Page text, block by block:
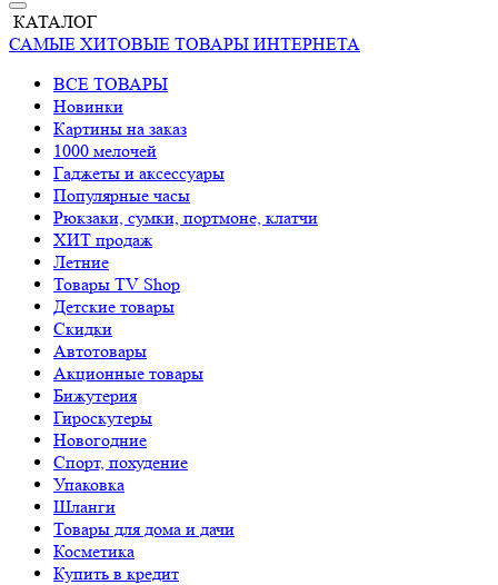
КАТАЛОГ
САМЫЕ ХИТОВЫЕ ТОВАРЫ ИНТЕРНЕТА
ВСЕ ТОВАРЫ
Новинки
Картины на заказ
1000 мелочей
Гаджеты и аксессуары
Популярные часы
Рюкзаки, сумки, портмоне, клатчи
ХИТ продаж
Летние
Товары TV Shop
Детские товары
Cкидки
Автотовары
Акционные товары
Бижутерия
Гироскутеры
Новогодние
Спорт, похудение
Упаковка
Шланги
Товары для дома и дачи
Косметика
Купить в кредит